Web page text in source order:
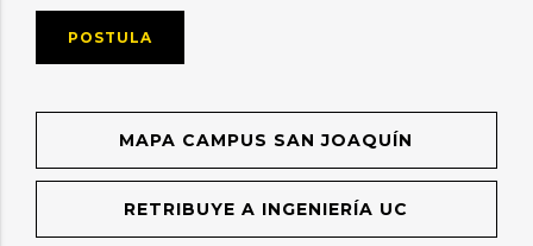
POSTULA
MAPA CAMPUS SAN JOAQUÍN
RETRIBUYE A INGENIERÍA UC